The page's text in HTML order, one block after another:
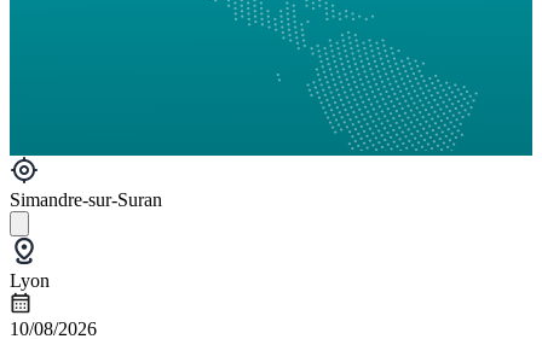
Simandre-sur-Suran
Lyon
10/08/2026